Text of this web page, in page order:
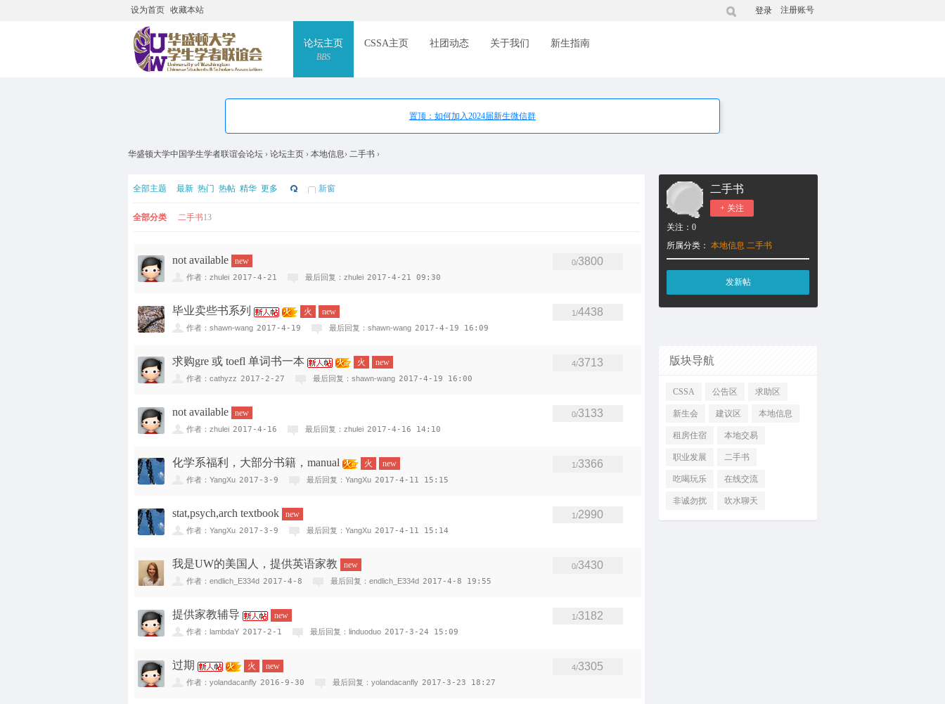
设为首页 收藏本站 注册账号
登录
论坛主页
BBS
CSSA主页 社团动态 关于我们 新生指南
置顶：如何加入2024届新生微信群
华盛顿大学中国学生学者联谊会论坛 › 论坛主页 › 本地信息› 二手书 ›
全部主题 最新 热门 热帖 精华 更多 新窗
全部分类 二手书13
not available new
作者：zhulei 2017-4-21 最后回复：zhulei 2017-4-21 09:30
0/3800
毕业卖些书系列 火 new
作者：shawn-wang 2017-4-19 最后回复：shawn-wang 2017-4-19 16:09
1/4438
求购gre 或 toefl 单词书一本 火 new
作者：cathyzz 2017-2-27 最后回复：shawn-wang 2017-4-19 16:00
4/3713
not available new
作者：zhulei 2017-4-16 最后回复：zhulei 2017-4-16 14:10
0/3133
化学系福利，大部分书籍，manual 火 new
作者：YangXu 2017-3-9 最后回复：YangXu 2017-4-11 15:15
1/3366
stat,psych,arch textbook new
作者：YangXu 2017-3-9 最后回复：YangXu 2017-4-11 15:14
1/2990
我是UW的美国人，提供英语家教 new
作者：endlich_E334d 2017-4-8 最后回复：endlich_E334d 2017-4-8 19:55
0/3430
提供家教辅导 new
作者：lambdaY 2017-2-1 最后回复：linduoduo 2017-3-24 15:09
1/3182
过期 火 new
作者：yolandacanfly 2016-9-30 最后回复：yolandacanfly 2017-3-23 18:27
4/3305
二手书
+ 关注
关注： 0
所属分类： 本地信息 二手书
发新帖
版块导航
CSSA 公告区 求助区
新生会 建议区 本地信息
租房住宿 本地交易
职业发展 二手书
吃喝玩乐 在线交流
非诚勿扰 吹水聊天